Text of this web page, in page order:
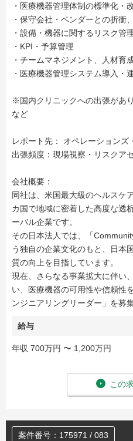
・医療機器管理体制の標準化・
・保守会社・ベンダーとの折衝
・設備・機器に関するリスク管
・KPI・予算管理
・チームマネジメント、人材育
・医療機器管理システム導入・
※国内クリニックへの出張があり
など
レポート先： オペレーションズ
出張頻度：現場視察・リスクア
会社概要：
同社は、米国最大級のヘルスケ
カ国で地域に密着した高度な透
ーバル企業です。
その日本法人では、「
う独自の企業文化のもと、日本
質の向上を目指しています。
現在、さらなる事業拡大に伴い
い、医療機器の可用性や信頼性
ンジニアリングリーダー」を募
給与
年収 700万円 〜 1,200万円
この
案件番号：175971 / 083